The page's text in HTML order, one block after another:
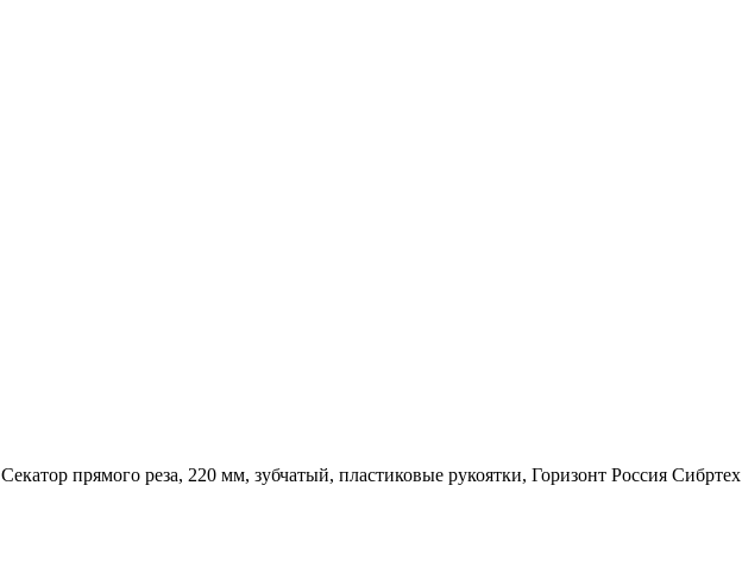
Секатор прямого реза, 220 мм, зубчатый, пластиковые рукоятки, Горизонт Россия Сибртех